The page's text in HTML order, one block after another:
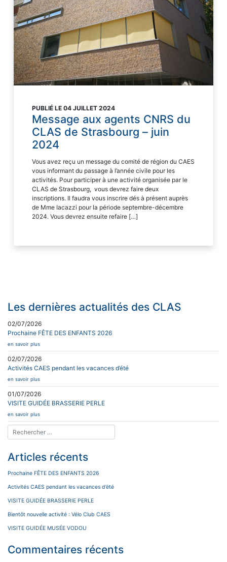
PUBLIÉ LE 04 JUILLET 2024
Message aux agents CNRS du
CLAS de Strasbourg – juin
2024
Vous avez reçu un message du comité de région du CAES
vous informant du passage à l’année civile pour les
activités. Pour participer à une activité organisée par le
CLAS de Strasbourg, vous devrez faire deux
inscriptions. Il faudra vous inscrire dés à présent auprès
de Mme Iacazzi pour la période septembre-décembre
2024. Vous devrez ensuite refaire […]
Les dernières actualités des CLAS
02/07/2026
Prochaine FÊTE DES ENFANTS 2026
en savoir plus
02/07/2026
Activités CAES pendant les vacances d’été
en savoir plus
01/07/2026
VISITE GUIDÉE BRASSERIE PERLE
en savoir plus
Articles récents
Prochaine FÊTE DES ENFANTS 2026
Activités CAES pendant les vacances d’été
VISITE GUIDÉE BRASSERIE PERLE
Bientôt nouvelle activité : Vélo Club CAES
VISITE GUIDÉE MUSÉE VODOU
Commentaires récents